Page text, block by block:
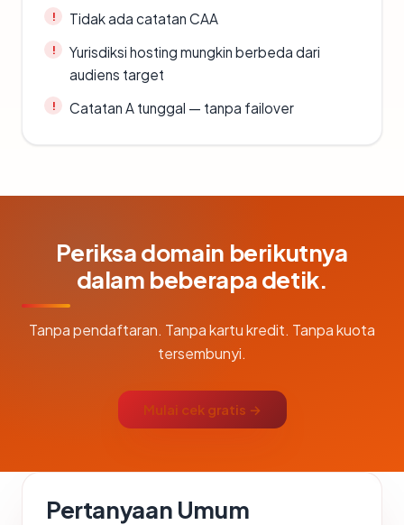
Tidak ada catatan CAA
Yurisdiksi hosting mungkin berbeda dari
audiens target
Catatan A tunggal — tanpa failover
Periksa domain berikutnya
dalam beberapa detik.
Tanpa pendaftaran. Tanpa kartu kredit. Tanpa kuota
tersembunyi.
Mulai cek gratis →
Pertanyaan Umum